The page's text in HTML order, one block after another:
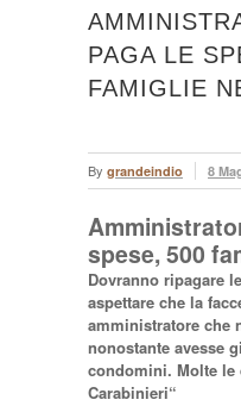
PAGA LE
FAMIGLIE
By grandeindio 8
spese, 500
Dovranno ripagare
aspettare che la
amministratore che
nonostante avesse
condomini. Molte le
Carabinieri“